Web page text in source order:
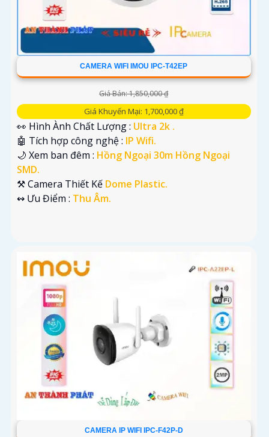
CAMERA WIFI IMOU IPC-T42EP
Giá Bán: 1,850,000 ₫
Giá Khuyến Mại: 1,700,000 ₫
👀 Hình Ành Chất Lượng : Ultra 2k .
🤖️ Tích hợp công nghệ : IP Wifi.
🌙 Xem ban đêm : Hồng Ngoại 30m Hồng Ngoại
SMD.
⚒ Camera Thiết Kế Dome Plastic.
️↭ Ưu Điểm : Thu Âm.
CAMERA IP WIFI IPC-F42P-D